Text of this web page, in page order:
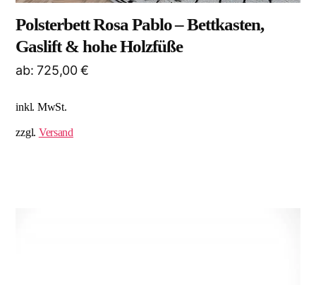
Polsterbett Rosa Pablo – Bettkasten,
Gaslift & hohe Holzfüße
ab:725,00€
inkl. MwSt.
zzgl. Versand